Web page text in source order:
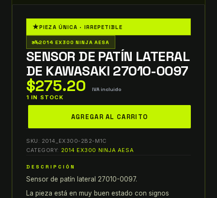
★PIEZA ÚNICA · IRREPETIBLE
two_wheeler2014 EX300 NINJA AESA
SENSOR DE PATÍN LATERAL
DE KAWASAKI 27010-0097
$275.20 IVA incluido
1 IN STOCK
lateral
Kawasaki
27010-
0097
AGREGAR AL CARRITO
SKU: 2014_EX300-2B2-M1C
CATEGORY: 2014 EX300 NINJA AESA
DESCRIPCIÓN
Sensor de patín lateral 27010-0097.
La pieza está en muy buen estado con signos